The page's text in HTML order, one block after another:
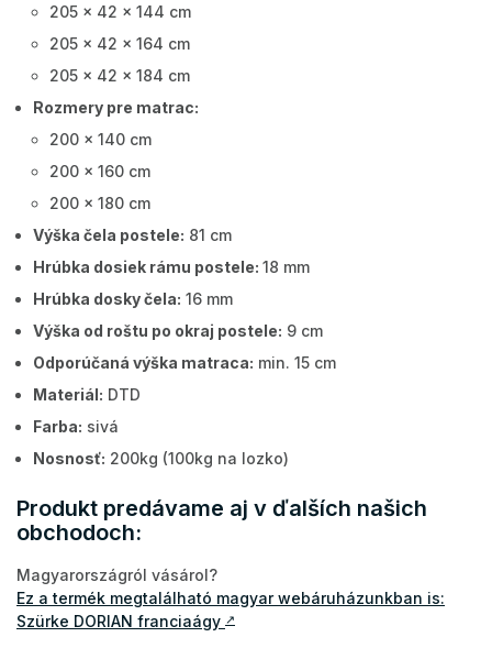
205 x 42 x 144 cm
205 x 42 x 164 cm
205 x 42 x 184 cm
Rozmery pre matrac:
200 x 140 cm
200 x 160 cm
200 x 180 cm
Výška čela postele: 81 cm
Hrúbka dosiek rámu postele: 18 mm
Hrúbka dosky čela: 16 mm
Výška od roštu po okraj postele: 9 cm
Odporúčaná výška matraca: min. 15 cm
Materiál: DTD
Farba: sivá
Nosnosť: 200kg (100kg na lozko)
Produkt predávame aj v ďalších našich
obchodoch:
Magyarországról vásárol?
Ez a termék megtalálható magyar webáruházunkban is:
Szürke DORIAN franciaágy ↗